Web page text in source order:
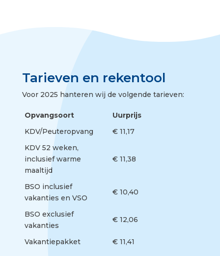
Tarieven en rekentool
Voor 2025 hanteren wij de volgende tarieven:
Opvangsoort
Uurprijs
KDV/Peuteropvang
€ 11,17
KDV 52 weken,
inclusief warme
maaltijd
€ 11,38
BSO inclusief
vakanties en VSO
€ 10,40
BSO exclusief
vakanties
€ 12,06
Vakantiepakket € 11,41